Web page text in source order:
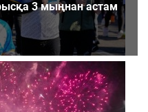
3 мыңнан астам